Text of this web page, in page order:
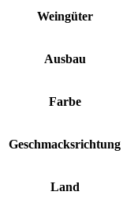
Weingüter
Ausbau
Farbe
Geschmacksrichtung
Land